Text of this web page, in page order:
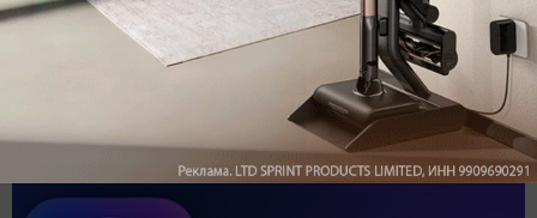
Обзор вертикального пылесоса Dreame Z40 AquaCycle
Pro: гибкий подход к уборке